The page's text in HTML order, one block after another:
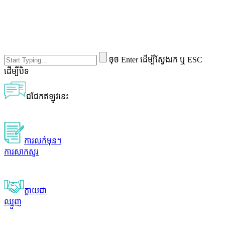
ចុច Enter ដើម្បីស្វែងរក ឬ ESC
ដើម្បីបិទ
ជជែកឥឡូវនេះ
ការលក់មុន។
ការសាកសួរ
ក្លាយជា
ឈ្មួញ